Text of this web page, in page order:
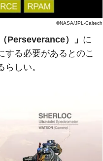
©NASA/JPL-Caltech
Perseverance）」 に
する必要があるとのこ
らしい。